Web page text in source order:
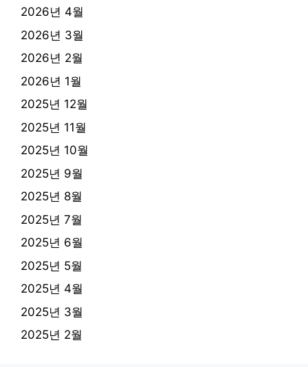
2026년 4월
2026년 3월
2026년 2월
2026년 1월
2025년 12월
2025년 11월
2025년 10월
2025년 9월
2025년 8월
2025년 7월
2025년 6월
2025년 5월
2025년 4월
2025년 3월
2025년 2월